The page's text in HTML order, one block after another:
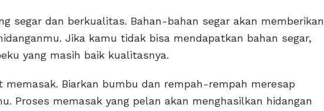
segar dan berkualitas. Bahan-bahan segar akan memberikan
Jika kamu tidak bisa mendapatkan bahan segar,
yang masih baik kualitasnya.
memasak. Biarkan bumbu dan rempah-rempah meresap
Proses memasak yang pelan akan menghasilkan hidangan